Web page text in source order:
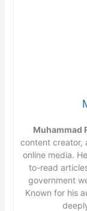
Muhammad
content creator,
online media.
to-read
government
Known for his